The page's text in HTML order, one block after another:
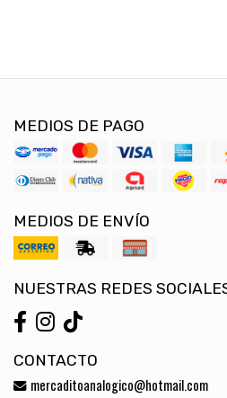
MEDIOS DE PAGO
MEDIOS DE ENVÍO
NUESTRAS REDES
CONTACTO
mercaditoanalogico@hotmail.com